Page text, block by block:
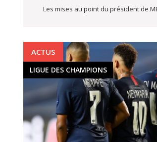
Les mises au point du président de
ACTUS
LIGUE DES CHAMPIONS